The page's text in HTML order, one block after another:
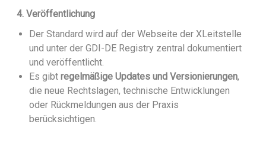
4. Veröffentlichung
Der Standard wird auf der Webseite der XLeitstelle
und unter der GDI-DE Registry zentral dokumentiert
und veröffentlicht.
Es gibt regelmäßige Updates und Versionierungen,
die neue Rechtslagen, technische Entwicklungen
oder Rückmeldungen aus der Praxis
berücksichtigen.